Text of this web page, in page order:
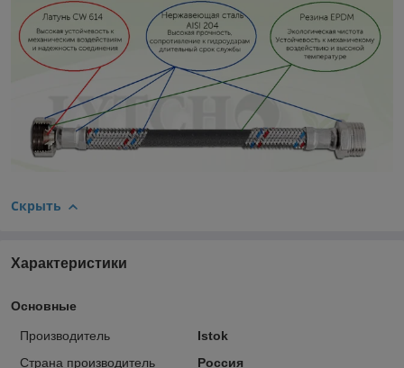
Скрыть
Характеристики
Основные
Производитель
Istok
Страна производитель
Россия